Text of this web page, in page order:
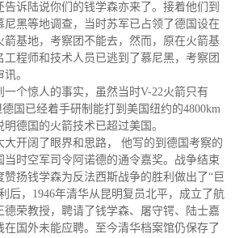
告诉陆说你们的钱学森亦来了。接着他们到
尼黑等地调查，当时苏军已占领了德国设在
箭基地，考察团不能去，然而，原在火箭基
工程师和技术人员已逃到了慕尼黑，考察团
。
一个惊人的事实，虽然当时V-22火箭只有
国已经着手研制能打到美国纽约的4800km
德国的火箭技术已超过美国。
大开阔了眼界和思路， 他写的到德国考察的
当时空军司令阿诺德的通令嘉奖。战争结束
赞扬钱学森为反法西斯战争的胜利做出了“巨
后，1946年清华从昆明复员北平，成立了航
德荣教授，聘请了钱学森、屠守锷、陆士嘉
在国外未能应聘。至今清华档案馆仍保存了